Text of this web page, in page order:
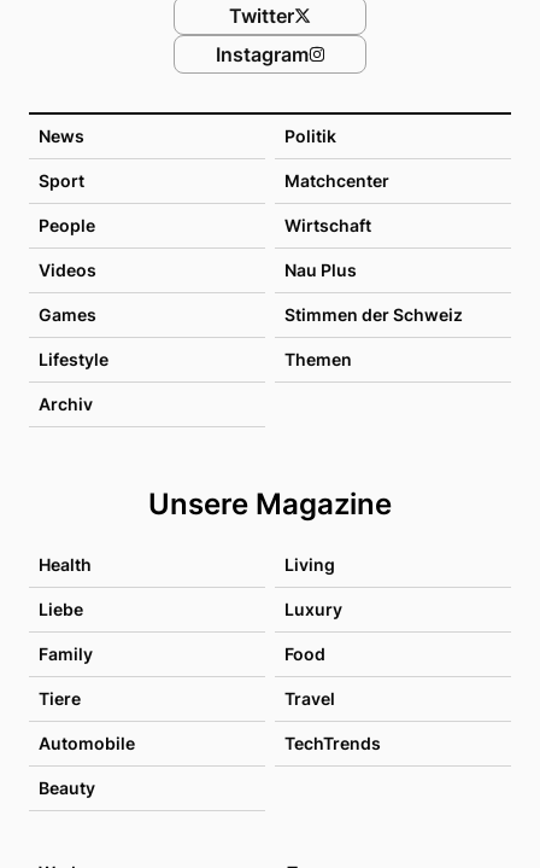
News Politik
Sport Matchcenter
People Wirtschaft
Videos Nau Plus
Games Stimmen der Schweiz
Lifestyle Themen
Archiv
Unsere Magazine
Health Living
Liebe Luxury
Family Food
Tiere Travel
Automobile TechTrends
Beauty
Twitter
Instagram